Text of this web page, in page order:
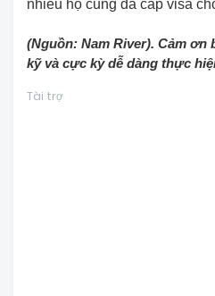
nhiều họ cũng đã cấp visa
(Nguồn: Nam River). Cảm ơn
kỹ và cực kỳ dễ dàng thực
Tài trợ